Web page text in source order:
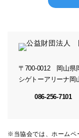
〒700-0012
岡山県
シゲトーアリーナ岡
086-256-7101
※当協会では、ホームペ